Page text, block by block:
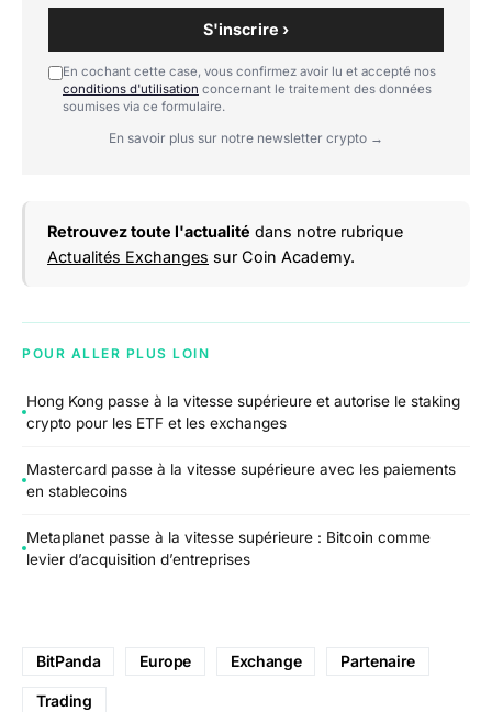
S'inscrire ›
En cochant cette case, vous confirmez avoir lu et accepté nos
conditions d'utilisation concernant le traitement des données
soumises via ce formulaire.
En savoir plus sur notre newsletter crypto →
Retrouvez toute l'actualité dans notre rubrique
Actualités Exchanges sur Coin Academy.
POUR ALLER PLUS LOIN
Hong Kong passe à la vitesse supérieure et autorise le staking
crypto pour les ETF et les exchanges
Mastercard passe à la vitesse supérieure avec les paiements
en stablecoins
Metaplanet passe à la vitesse supérieure : Bitcoin comme
levier d’acquisition d’entreprises
BitPanda Europe Exchange Partenaire
Trading